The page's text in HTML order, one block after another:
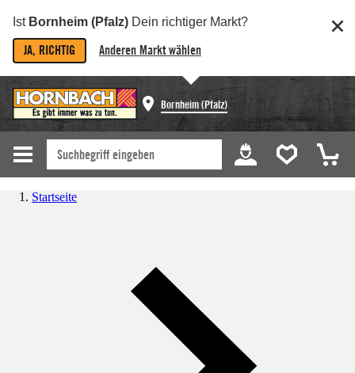
Ist Bornheim (Pfalz) Dein richtiger Markt?
JA, RICHTIG Anderen Markt wählen
Bornheim (Pfalz)
Startseite